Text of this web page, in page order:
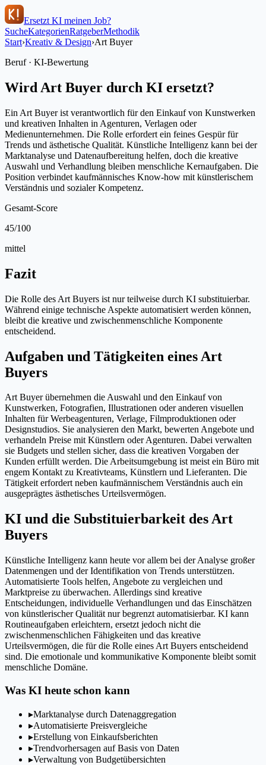
Ersetzt KI meinen Job?
SucheKategorienRatgeberMethodik
Start›Kreativ & Design›Art Buyer
Beruf · KI-Bewertung
Wird Art Buyer durch KI ersetzt?
Ein Art Buyer ist verantwortlich für den Einkauf von Kunstwerken
und kreativen Inhalten in Agenturen, Verlagen oder
Medienunternehmen. Die Rolle erfordert ein feines Gespür für
Trends und ästhetische Qualität. Künstliche Intelligenz kann bei der
Marktanalyse und Datenaufbereitung helfen, doch die kreative
Auswahl und Verhandlung bleiben menschliche Kernaufgaben. Die
Position verbindet kaufmännisches Know-how mit künstlerischem
Verständnis und sozialer Kompetenz.
Gesamt-Score
45/100
mittel
Fazit
Die Rolle des Art Buyers ist nur teilweise durch KI substituierbar.
Während einige technische Aspekte automatisiert werden können,
bleibt die kreative und zwischenmenschliche Komponente
entscheidend.
Aufgaben und Tätigkeiten eines Art
Buyers
Art Buyer übernehmen die Auswahl und den Einkauf von
Kunstwerken, Fotografien, Illustrationen oder anderen visuellen
Inhalten für Werbeagenturen, Verlage, Filmproduktionen oder
Designstudios. Sie analysieren den Markt, bewerten Angebote und
verhandeln Preise mit Künstlern oder Agenturen. Dabei verwalten
sie Budgets und stellen sicher, dass die kreativen Vorgaben der
Kunden erfüllt werden. Die Arbeitsumgebung ist meist ein Büro mit
engem Kontakt zu Kreativteams, Künstlern und Lieferanten. Die
Tätigkeit erfordert neben kaufmännischem Verständnis auch ein
ausgeprägtes ästhetisches Urteilsvermögen.
KI und die Substituierbarkeit des Art
Buyers
Künstliche Intelligenz kann heute vor allem bei der Analyse großer
Datenmengen und der Identifikation von Trends unterstützen.
Automatisierte Tools helfen, Angebote zu vergleichen und
Marktpreise zu überwachen. Allerdings sind kreative
Entscheidungen, individuelle Verhandlungen und das Einschätzen
von künstlerischer Qualität nur begrenzt automatisierbar. KI kann
Routineaufgaben erleichtern, ersetzt jedoch nicht die
zwischenmenschlichen Fähigkeiten und das kreative
Urteilsvermögen, die für die Rolle eines Art Buyers entscheidend
sind. Die emotionale und kommunikative Komponente bleibt somit
menschliche Domäne.
Was KI heute schon kann
▸Marktanalyse durch Datenaggregation
▸Automatisierte Preisvergleiche
▸Erstellung von Einkaufsberichten
▸Trendvorhersagen auf Basis von Daten
▸Verwaltung von Budgetübersichten